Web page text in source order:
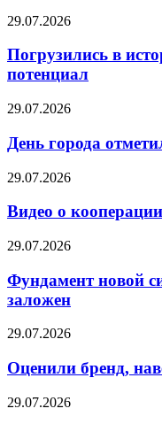
29.07.2026
Погрузились в
потенциал
29.07.2026
День города
29.07.2026
Видео о
29.07.2026
Фундамент новой
заложен
29.07.2026
Оценили бренд,
29.07.2026